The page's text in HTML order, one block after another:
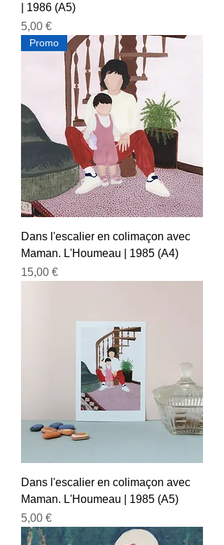
| 1986 (A5)
Prix
5,00 €
Promo
Dans l'escalier en colimaçon avec
Maman. L'Houmeau | 1985 (A4)
Prix
15,00 €
Dans l'escalier en colimaçon avec
Maman. L'Houmeau | 1985 (A5)
Prix
5,00 €